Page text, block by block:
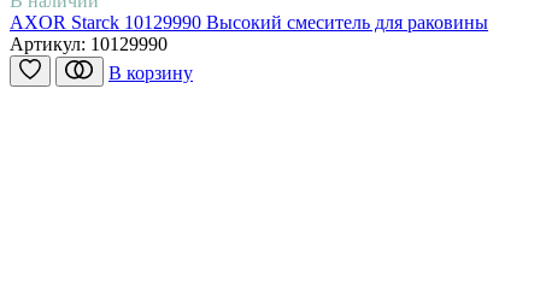
AXOR Starck 10129990 Высокий смеситель для раковины
Артикул: 10129990
В корзину